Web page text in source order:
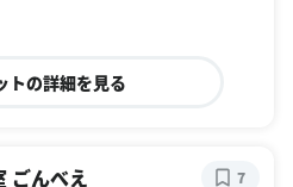
トの詳細を見る
ごんべえ 7